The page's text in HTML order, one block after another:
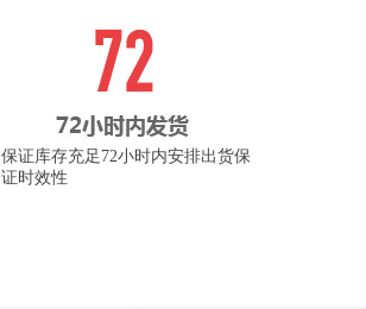
保证库存充足72小时内安排出货保
证时效性